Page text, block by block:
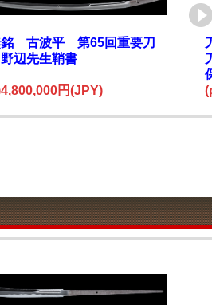
古波平 第65回重要刀
辺先生鞘書
円(JPY)